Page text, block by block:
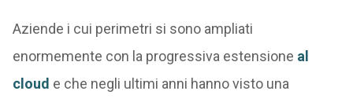
Aziende i cui perimetri si sono ampliati
enormemente con la progressiva estensione al
cloud e che negli ultimi anni hanno visto una